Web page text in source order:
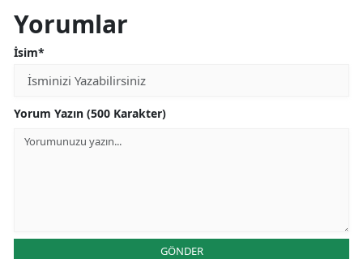
Yorumlar
İsim*
Yorum Yazın (500 Karakter)
GÖNDER